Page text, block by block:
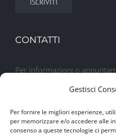
Gestisci
Per fornire le migliori esperienze,
per memorizzare e/o accedere alle
consenso a queste tecnologie ci
CONTATTI
Per informazioni o
messaggio. Sarete
Lasciaci un messaggio